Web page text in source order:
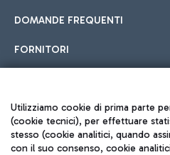
DOMANDE FREQUENTI
FORNITORI
Seguici sui social
Utilizziamo cookie di prima parte
(cookie tecnici), per effettuare
stesso (cookie analitici, quando
con il suo consenso, cookie